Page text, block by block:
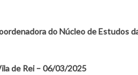
do Núcleo de Estudos
de Rei – 06/03/2025